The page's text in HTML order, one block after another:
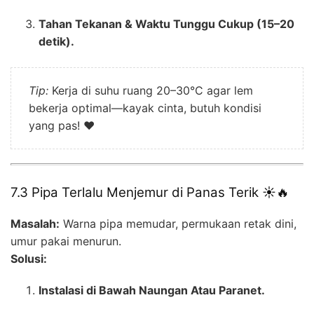
Tahan Tekanan & Waktu Tunggu Cukup (15–20
detik).
Tip: Kerja di suhu ruang 20–30°C agar lem
bekerja optimal—kayak cinta, butuh kondisi
yang pas! ❤️
7.3 Pipa Terlalu Menjemur di Panas Terik ☀️🔥
Masalah: Warna pipa memudar, permukaan retak dini,
umur pakai menurun.
Solusi:
Instalasi di Bawah Naungan Atau Paranet.